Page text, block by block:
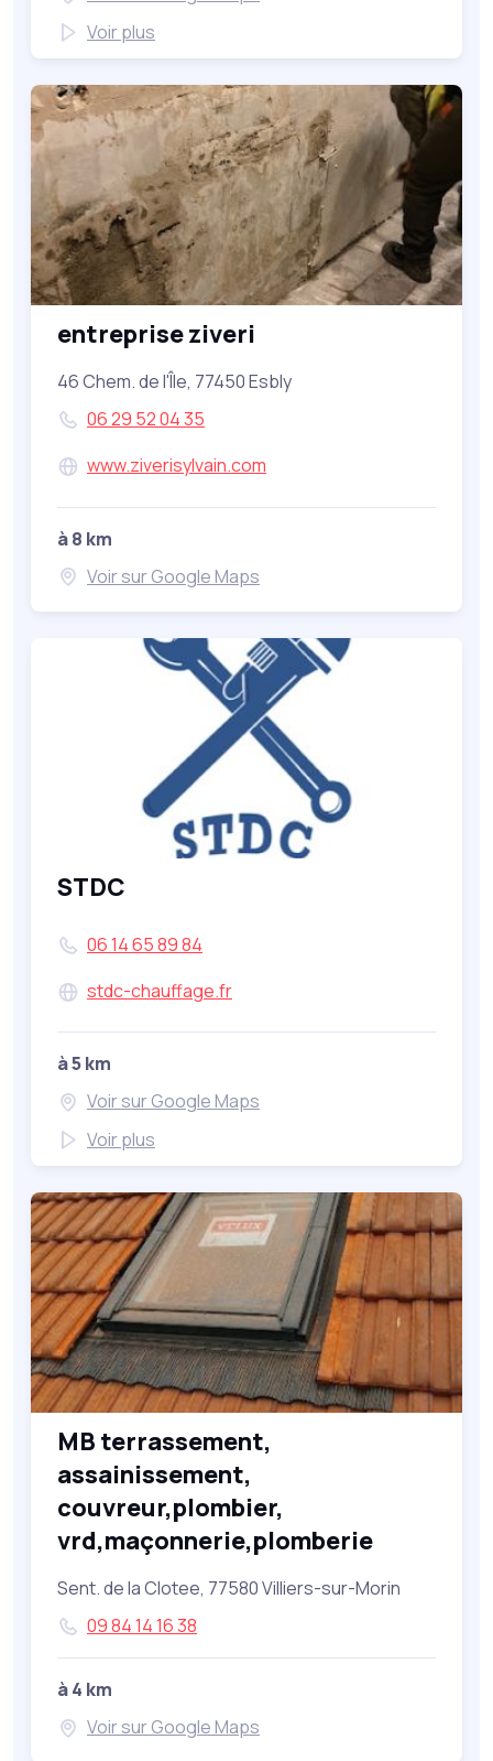
Voir plus
entreprise ziveri
46 Chem. de l'Île, 77450 Esbly
06 29 52 04 35
www.ziverisylvain.com
à 8 km
Voir sur Google Maps
STDC
06 14 65 89 84
stdc-chauffage.fr
à 5 km
Voir sur Google Maps
Voir plus
MB terrassement,
assainissement,
couvreur,plombier,
vrd,maçonnerie,plomberie
Sent. de la Clotee, 77580 Villiers-sur-Morin
09 84 14 16 38
à 4 km
Voir sur Google Maps